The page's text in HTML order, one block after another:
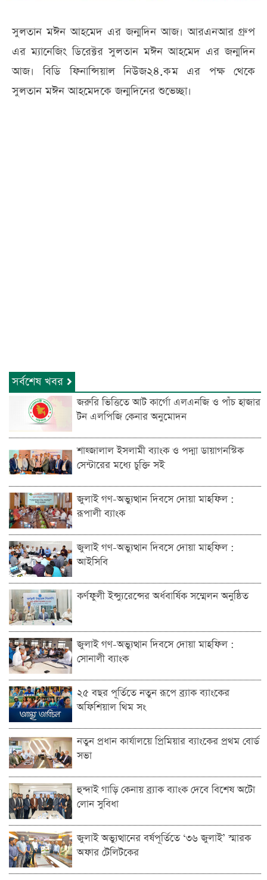
সুলতান মঈন আহমেদ এর জন্মদিন আজ। আরএনআর গ্রুপ
এর ম্যানেজিং ডিরেক্টর সুলতান মঈন আহমেদ এর জন্মদিন
আজ। বিডি ফিনান্সিয়াল নিউজ২৪.কম এর পক্ষ থেকে
সুলতান মঈন আহমেদকে জন্মদিনের শুভেচ্ছা।
সর্বশেষ খবর
জরুরি ভিত্তিতে আট কার্গো এলএনজি ও পাঁচ হাজার
টন এলপিজি কেনার অনুমোদন
শাহ্জালাল ইসলামী ব্যাংক ও পদ্মা ডায়াগনস্টিক
সেন্টারের মধ্যে চুক্তি সই
জুলাই গণ-অভ্যুত্থান দিবসে দোয়া মাহফিল :
রূপালী ব্যাংক
জুলাই গণ-অভ্যুত্থান দিবসে দোয়া মাহফিল :
আইসিবি
কর্ণফুলী ইন্স্যুরেন্সের অর্ধবার্ষিক সম্মেলন অনুষ্ঠিত
জুলাই গণ-অভ্যুত্থান দিবসে দোয়া মাহফিল :
সোনালী ব্যাংক
২৫ বছর পূর্তিতে নতুন রূপে ব্র্যাক ব্যাংকের
অফিশিয়াল থিম সং
নতুন প্রধান কার্যালয়ে প্রিমিয়ার ব্যাংকের প্রথম বোর্ড
সভা
হুন্দাই গাড়ি কেনায় ব্র্যাক ব্যাংক দেবে বিশেষ অটো
লোন সুবিধা
জুলাই অভ্যুত্থানের বর্ষপূর্তিতে ‘৩৬ জুলাই’ স্মারক
অফার টেলিটকের